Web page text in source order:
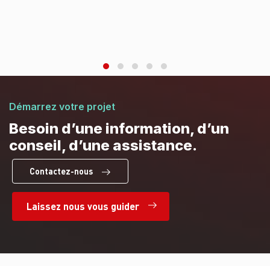
Démarrez votre projet
Besoin d’une information, d’un
conseil, d’une assistance.
Contactez-nous
Laissez nous vous guider